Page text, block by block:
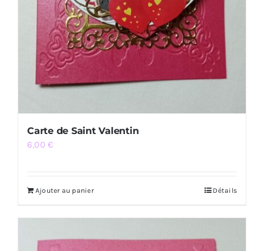
Carte de Saint Valentin
6,00€
Ajouter au panier Détails